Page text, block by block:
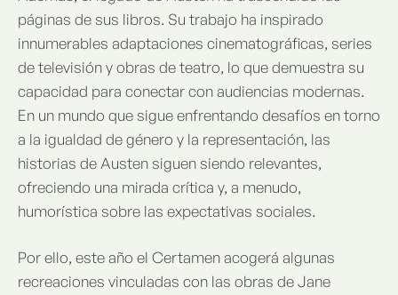
páginas de sus libros. Su trabajo ha inspirado
innumerables adaptaciones cinematográficas, series
de televisión y obras de teatro, lo que demuestra su
capacidad para conectar con audiencias modernas.
En un mundo que sigue enfrentando desafíos en torno
a la igualdad de género y la representación, las
historias de Austen siguen siendo relevantes,
ofreciendo una mirada crítica y, a menudo,
humorística sobre las expectativas sociales.
Por ello, este año el Certamen acogerá algunas
recreaciones vinculadas con las obras de Jane